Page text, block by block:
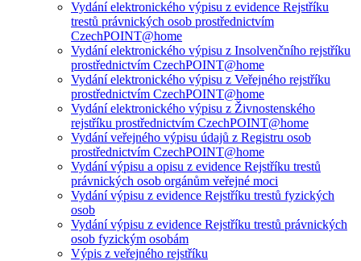
Vydání elektronického výpisu z evidence Rejstříku
trestů právnických osob prostřednictvím
CzechPOINT@home
Vydání elektronického výpisu z Insolvenčního rejstříku
prostřednictvím CzechPOINT@home
Vydání elektronického výpisu z Veřejného rejstříku
prostřednictvím CzechPOINT@home
Vydání elektronického výpisu z Živnostenského
rejstříku prostřednictvím CzechPOINT@home
Vydání veřejného výpisu údajů z Registru osob
prostřednictvím CzechPOINT@home
Vydání výpisu a opisu z evidence Rejstříku trestů
právnických osob orgánům veřejné moci
Vydání výpisu z evidence Rejstříku trestů fyzických
osob
Vydání výpisu z evidence Rejstříku trestů právnických
osob fyzickým osobám
Výpis z veřejného rejstříku